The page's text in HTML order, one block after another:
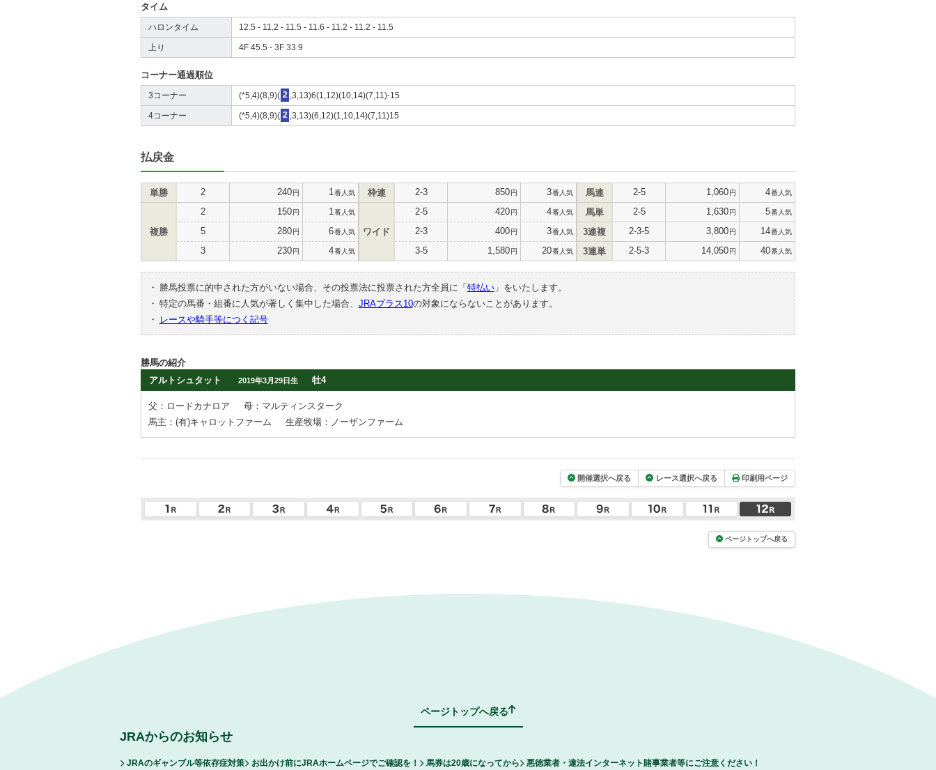
タイム
ハロンタイム 12.5 - 11.2 - 11.5 - 11.6 - 11.2 - 11.2 - 11.5
上り 4F 45.5 - 3F 33.9
コーナー通過順位
3コーナー (*5,4)(8,9)( 2 ,3,13)6(1,12)(10,14)(7,11)-15
4コーナー (*5,4)(8,9)( 2 ,3,13)(6,12)(1,10,14)(7,11)15
払戻金
単勝 2 240円 1 番人気
複勝
2 150円 1 番人気
5 280円 6番人気
3 230円 4番人気
枠連 2-3 850円 3番人気
ワイド
2-5 420円 4番人気
2-3 400円 3番人気
3-5 1,580円 20番人気
馬連 2-5 1,060円 4番人気
馬単 2-5 1,630円 5番人気
3連複 2-3-5 3,800円 14番人気
3連単 2-5-3 14,050円 40番人気
・ 勝馬投票に的中された方がいない場合、その投票法に投票された方全員に「 特払い」をいたします。
・ 特定の馬番・組番に人気が著しく集中した場合、 JRAプラス10の対象にならないことがあります。
・
レースや騎手等につく記号
勝馬の紹介
アルトシュタット
2019年3月29日生 牡4
父：ロードカナロア
母：マルティンスターク
馬主：(有)キャロットファーム
生産牧場：ノーザンファーム
開催選択へ戻る レース選択へ戻る 印刷用ページ
ページトップへ戻る
ページトップへ戻る
JRAからのお知らせ
JRAのギャンブル等依存症対策 お出かけ前にJRAホームページでご確認を！ 馬券は20歳になってから 悪徳業者・違法インターネット賭事業者等にご注意ください！